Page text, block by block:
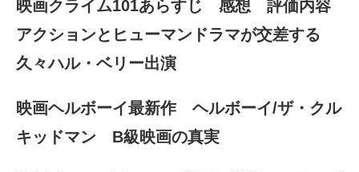
映画クライム101あらすじ 感想 評価内容
アクションとヒューマンドラマが交差する
久々ハル・ベリー出演
映画ヘルボーイ最新作 ヘルボーイ/ザ・クル
キッドマン B級映画の真実